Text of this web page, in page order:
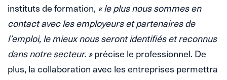
instituts de formation, « le plus nous sommes en
contact avec les employeurs et partenaires de
l’emploi, le mieux nous seront identifiés et reconnus
dans notre secteur. »précise le professionnel. De
plus, la collaboration avec les entreprises permettra